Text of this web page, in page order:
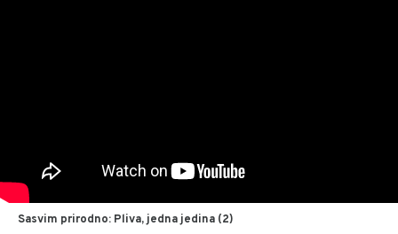
Sasvim prirodno: Pliva, jedna jedina (2)